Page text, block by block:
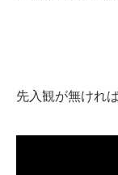
先入観が無けれ